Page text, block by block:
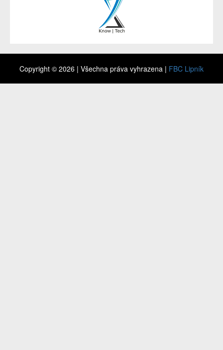
Copyright © 2026 | Všechna práva vyhrazena | FBC Lipník